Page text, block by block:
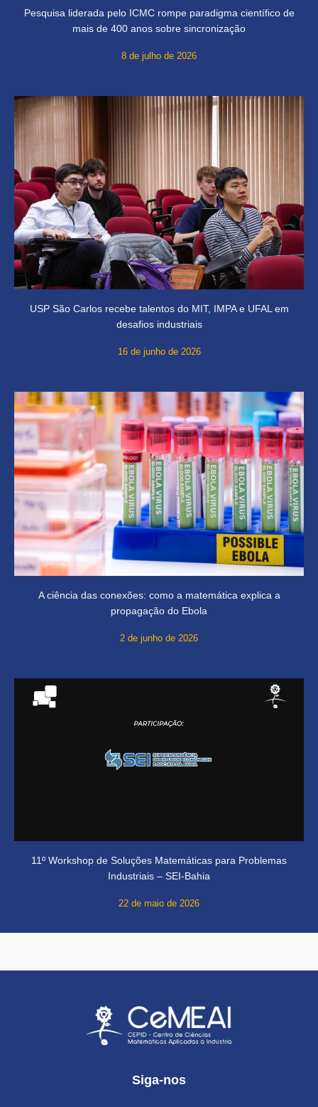
Pesquisa liderada pelo ICMC rompe paradigma científico de
mais de 400 anos sobre sincronização
8 de julho de 2026
USP São Carlos recebe talentos do MIT, IMPA e UFAL em
desafios industriais
16 de junho de 2026
A ciência das conexões: como a matemática explica a
propagação do Ebola
2 de junho de 2026
11º Workshop de Soluções Matemáticas para Problemas
Industriais – SEI-Bahia
22 de maio de 2026
Siga-nos